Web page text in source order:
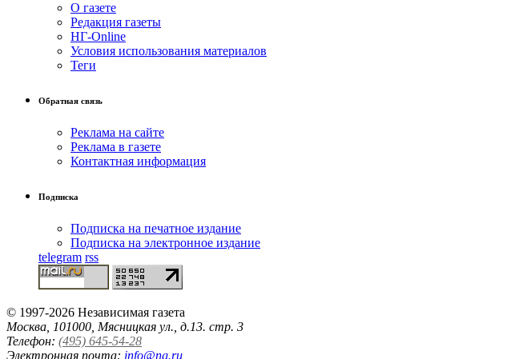
О газете
Редакция газеты
НГ-Online
Условия использования материалов
Теги
Обратная связь
Реклама на сайте
Реклама в газете
Контактная информация
Подписка
Подписка на печатное издание
Подписка на электронное издание
telegram rss
© 1997-2026 Независимая газета
Москва, 101000, Мясницкая ул., д.13. стр. 3
Телефон: (495) 645-54-28
Электронная почта: info@ng.ru